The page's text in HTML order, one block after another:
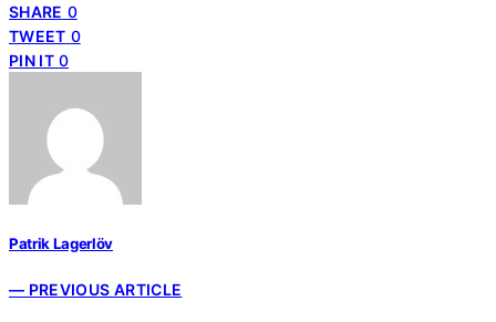
SHARE 0
TWEET 0
PIN IT 0
Patrik Lagerlöv
— PREVIOUS ARTICLE